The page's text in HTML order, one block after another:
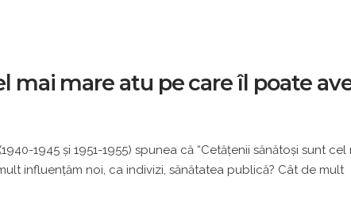
mai mare atu pe care îl poate
1945 şi 1951-1955) spunea că “Cetăţenii sănătoşi sunt cel
influenţăm noi, ca indivizi, sănătatea publică? Cât de mult